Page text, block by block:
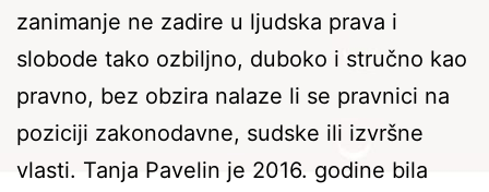
zanimanje ne zadire u ljudska prava i
slobode tako ozbiljno, duboko i stručno kao
pravno, bez obzira nalaze li se pravnici na
poziciji zakonodavne, sudske ili izvršne
vlasti. Tanja Pavelin je 2016. godine bila